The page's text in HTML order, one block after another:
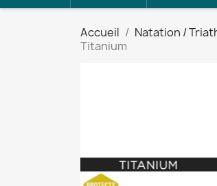
Accueil Natation /
Titanium